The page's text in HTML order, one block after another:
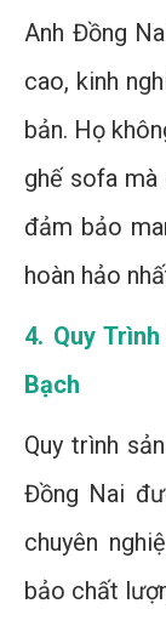
Anh Đồng
cao, kinh
bản. Họ
ghế sofa
đảm bảo
hoàn hảo
4. Quy
Bạch
Quy trình
Đồng Nai
chuyên
bảo chất